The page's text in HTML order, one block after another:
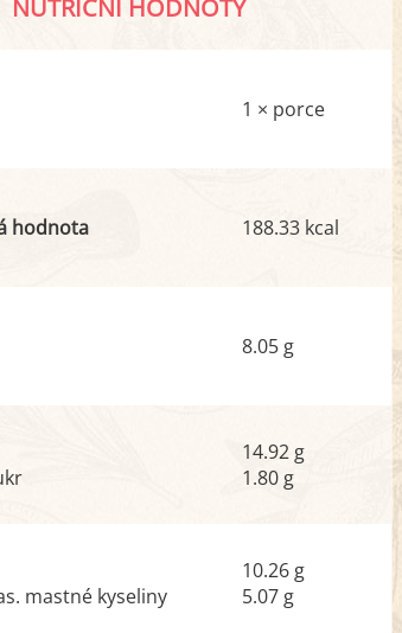
NUTRIČNÍ HODNOTY
1 × porce
hodnota 188.33 kcal
8.05 g
14.92 g
1.80 g
mastné kyseliny
10.26 g
5.07 g